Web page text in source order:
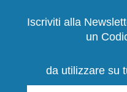
Iscriviti alla
un
da utilizzare su